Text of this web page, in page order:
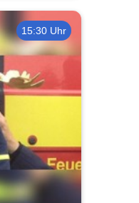
15:30 Uhr